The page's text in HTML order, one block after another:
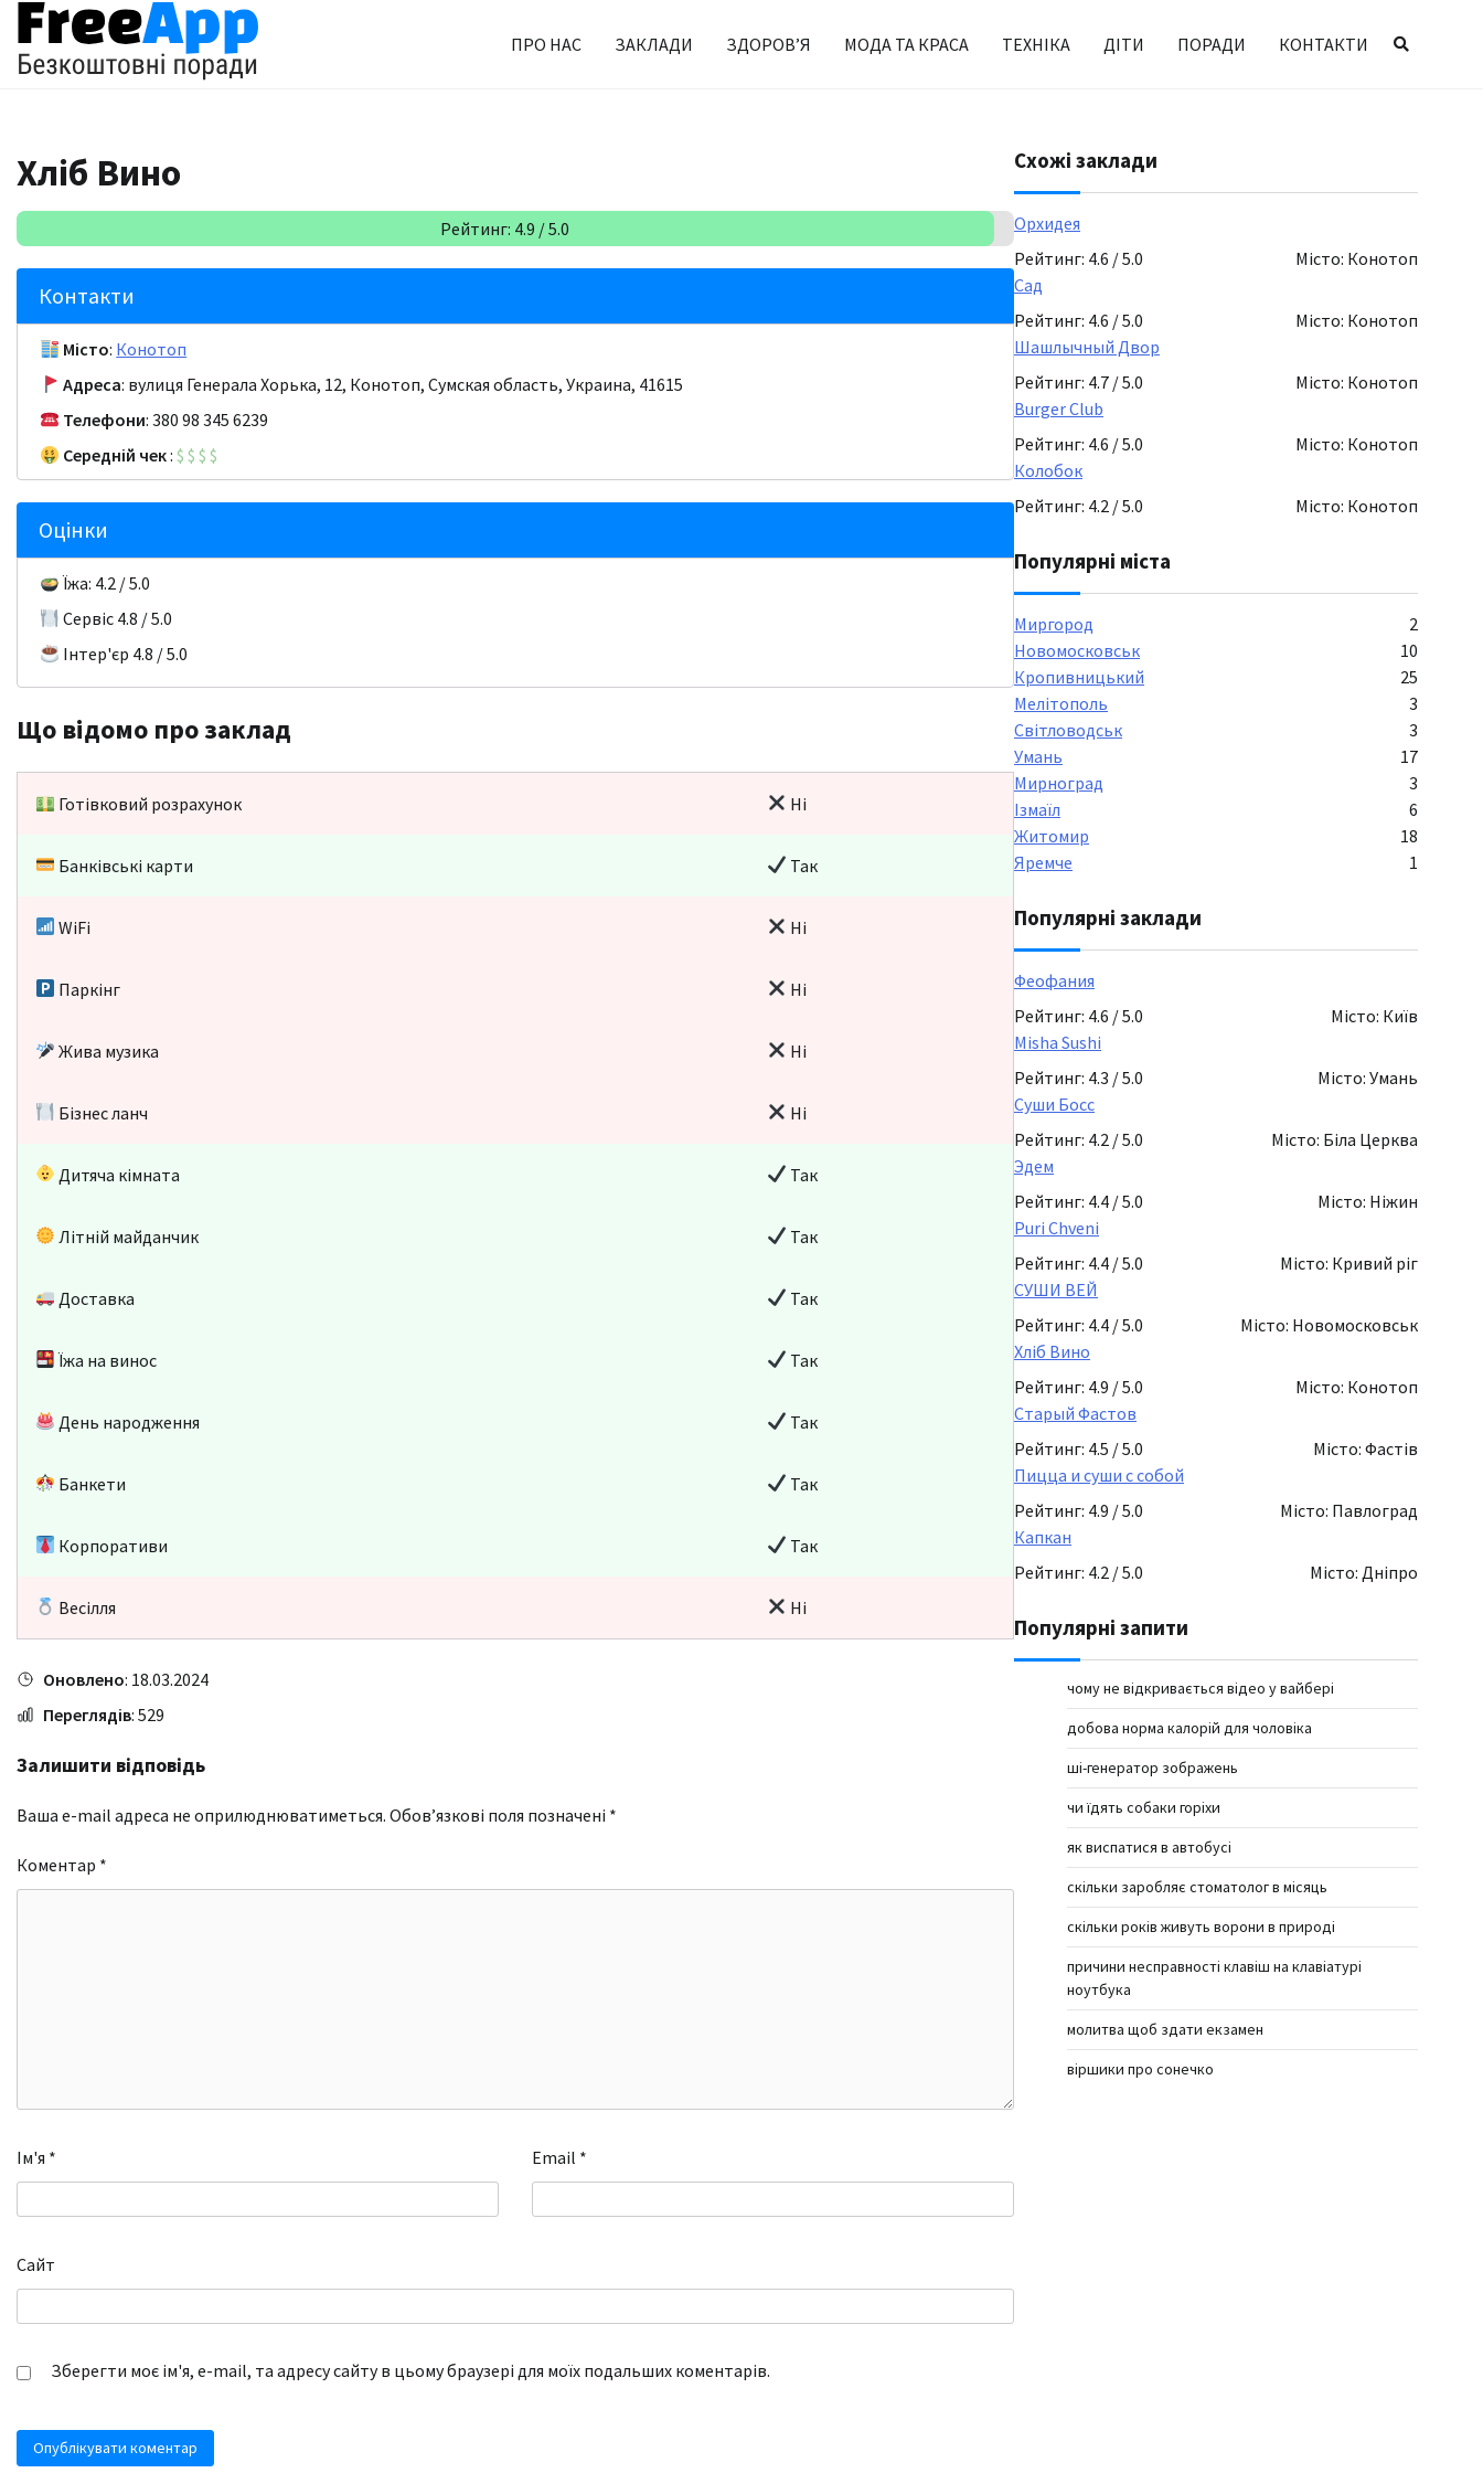
Перейти
до
вмісту
ПРО НАС ЗАКЛАДИ ЗДОРОВ’Я МОДА ТА КРАСА ТЕХНІКА ДІТИ ПОРАДИ КОНТАКТИ
Хліб Вино
Рейтинг: 4.9 / 5.0
Контакти
Місто: Конотоп
Адреса: вулиця Генерала Хорька, 12, Конотоп, Сумская область, Украина, 41615
Телефони: 380 98 345 6239
Середній чек:$ $ $ $
Оцінки
Їжа: 4.2 / 5.0
Сервіс 4.8 / 5.0
Інтер'єр 4.8 / 5.0
Що відомо про заклад
Готівковий розрахунок Ні
Банківські карти Так
WiFi Ні
Паркінг Ні
Жива музика Ні
Бізнес ланч Ні
Дитяча кімната Так
Літній майданчик Так
Доставка Так
Їжа на винос Так
День народження Так
Банкети Так
Корпоративи Так
Весілля Ні
Оновлено: 18.03.2024
Переглядів: 529
Залишити відповідь
Ваша e-mail адреса не оприлюднюватиметься. Обов’язкові поля позначені *
Коментар *
Ім'я * Email *
Сайт
Зберегти моє ім'я, e-mail, та адресу сайту в цьому браузері для моїх подальших коментарів.
Схожі заклади
Орхидея
Рейтинг: 4.6 / 5.0
Місто: Конотоп
Сад
Рейтинг: 4.6 / 5.0
Місто: Конотоп
Шашлычный Двор
Рейтинг: 4.7 / 5.0
Місто: Конотоп
Burger Club
Рейтинг: 4.6 / 5.0
Місто: Конотоп
Колобок
Рейтинг: 4.2 / 5.0
Місто: Конотоп
Популярні міста
Миргород
2
Новомосковськ
10
Кропивницький
25
Мелітополь
3
Світловодськ
3
Умань
17
Мирноград
3
Ізмаїл
6
Житомир
18
Яремче
1
Популярні заклади
Феофания
Рейтинг: 4.6 / 5.0
Місто: Київ
Misha Sushi
Рейтинг: 4.3 / 5.0
Місто: Умань
Суши Босс
Рейтинг: 4.2 / 5.0
Місто: Біла Церква
Эдем
Рейтинг: 4.4 / 5.0
Місто: Ніжин
Puri Chveni
Рейтинг: 4.4 / 5.0
Місто: Кривий ріг
СУШИ ВЕЙ
Рейтинг: 4.4 / 5.0
Місто: Новомосковськ
Хліб Вино
Рейтинг: 4.9 / 5.0
Місто: Конотоп
Старый Фастов
Рейтинг: 4.5 / 5.0
Місто: Фастів
Пицца и суши с собой
Рейтинг: 4.9 / 5.0
Місто: Павлоград
Капкан
Рейтинг: 4.2 / 5.0
Місто: Дніпро
Популярні запити
чому не відкривається відео у вайбері
добова норма калорій для чоловіка
ші-генератор зображень
чи їдять собаки горіхи
як виспатися в автобусі
скільки заробляє стоматолог в місяць
скільки років живуть ворони в природі
причини несправності клавіш на клавіатурі
ноутбука
молитва щоб здати екзамен
віршики про сонечко